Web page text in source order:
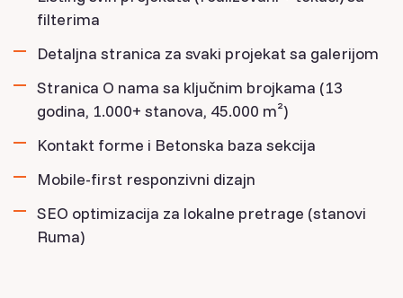
filterima
Detaljna stranica za svaki projekat sa galerijom
Stranica O nama sa ključnim brojkama (13
godina, 1.000+ stanova, 45.000 m²)
Kontakt forme i Betonska baza sekcija
Mobile-first responzivni dizajn
SEO optimizacija za lokalne pretrage (stanovi
Ruma)